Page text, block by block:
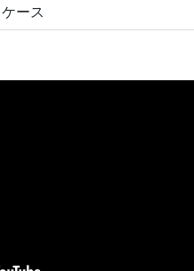
ケース